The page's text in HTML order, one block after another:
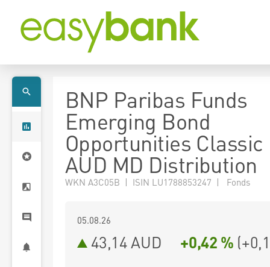
BNP Paribas Funds
Emerging Bond
Opportunities Classic
AUD MD Distribution
WKN A3C05B | ISIN LU1788853247 | Fonds
05.08.26
43,14 AUD +0,42 % (